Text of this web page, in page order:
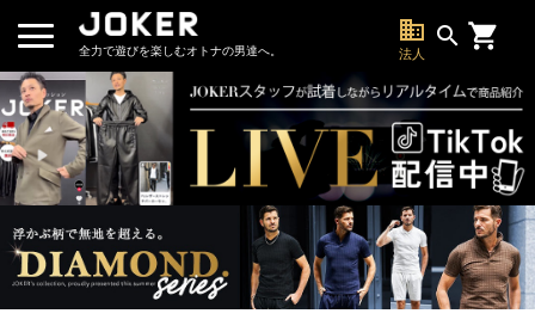
全力で遊びを楽しむオトナの男達へ。
business
法人
search